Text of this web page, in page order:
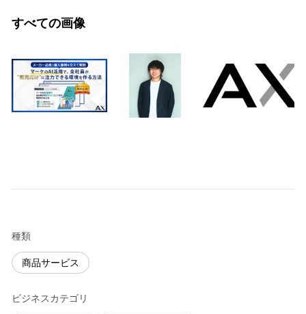
すべての画像
種類
商品サービス
ビジネスカテゴリ